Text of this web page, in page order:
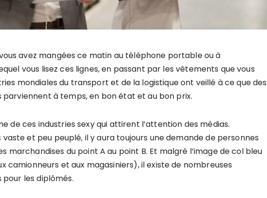
avez mangées ce matin au téléphone portable ou à
vous lisez ces lignes, en passant par les vêtements que vous
mondiales du transport et de la logistique ont veillé à ce que des
à temps, en bon état et au bon prix.
de ces industries sexy qui attirent l’attention des médias.
vaste et peu peuplé, il y aura toujours une demande de personnes
marchandises du point A au point B. Et malgré l’image de col bleu
camionneurs et aux magasiniers), il existe de nombreuses
les diplômés.